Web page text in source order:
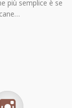
più semplice è se